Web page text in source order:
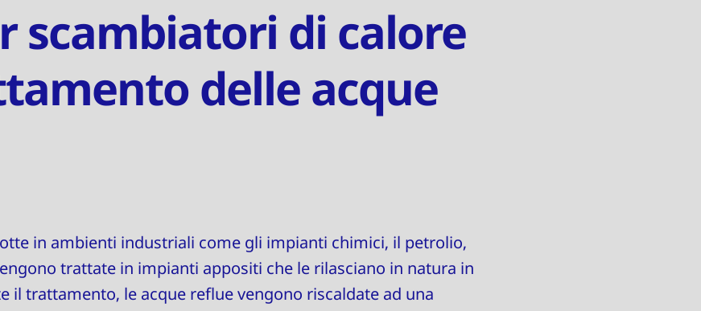
scambiatori di calore
delle acque
in ambienti industriali come gli impianti chimici, il petrolio,
trattate in impianti appositi che le rilasciano in natura in
il trattamento, le acque reflue vengono riscaldate ad una